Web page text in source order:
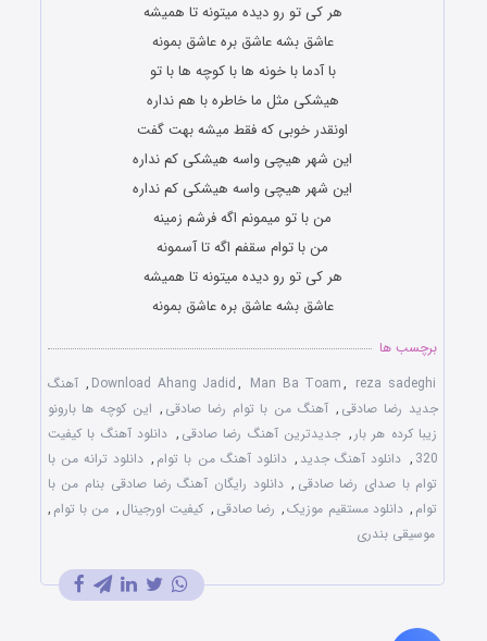
هر کی تو رو دیده میتونه تا همیشه
عاشق بشه عاشق بره عاشق بمونه
با آدما با خونه ها با کوچه ها با تو
هیشکی مثل ما خاطره با هم نداره
اونقدر خوبی که فقط میشه بهت گفت
این شهر هیچی واسه هیشکی کم نداره
این شهر هیچی واسه هیشکی کم نداره
من با تو میمونم اگه فرشم زمینه
من با توام سقفم اگه تا آسمونه
هر کی تو رو دیده میتونه تا همیشه
عاشق بشه عاشق بره عاشق بمونه
برچسب ها
Download Ahang Jadid, Man Ba Toam, reza sadeghi
, آهنگ
جدید رضا صادقی , آهنگ من با توام رضا صادقی , این کوچه ها بارونو
زیبا کرده هر بار , جدیدترین آهنگ رضا صادقی , دانلود آهنگ با کیفیت
320
, دانلود آهنگ جدید , دانلود آهنگ من با توام , دانلود ترانه من با
توام با صدای رضا صادقی , دانلود رایگان آهنگ رضا صادقی بنام من با
توام , دانلود مستقیم موزیک, رضا صادقی , کیفیت اورجینال , من با توام ,
موسیقی بندری